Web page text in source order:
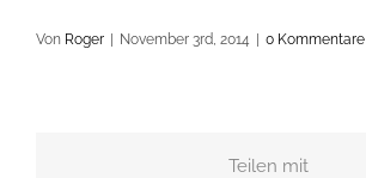
Von Roger November 3rd, 2014 0 Kommentare
Teilen mit